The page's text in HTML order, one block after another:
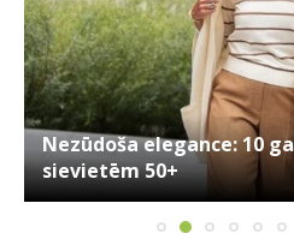
Nezūdoša elegance: 10
sievietēm 50+